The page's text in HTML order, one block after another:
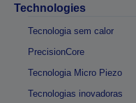
Technologies
Tecnologia sem calor
PrecisionCore
Tecnologia Micro Piezo
Tecnologias inovadoras